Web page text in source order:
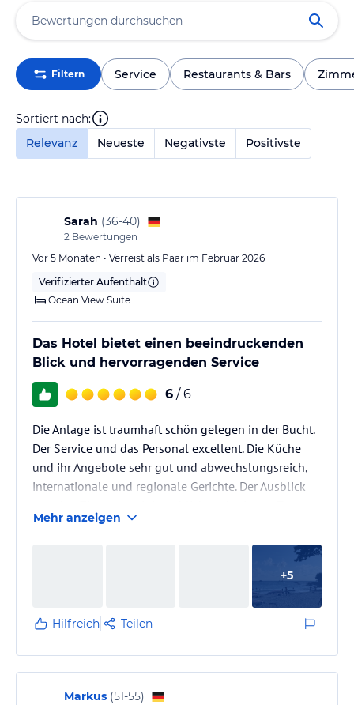
Filtern Service Restaurants & Bars
Sortiert nach:
Relevanz
Neueste Negativste Positivste
Sarah (36-40)
2 Bewertungen
Vor 5 Monaten • Verreist als Paar im Februar 2026
Verifizierter Aufenthalt
Ocean View Suite
Das Hotel bietet einen beeindruckenden
Blick und hervorragenden Service
6 / 6
Die Anlage ist traumhaft schön gelegen in der Bucht.
Der Service und das Personal excellent. Die Küche
und ihr Angebote sehr gut und abwechslungsreich,
internationale und regionale Gerichte. Der Ausblick
sind sensationell. Wir würden sofort wieder
Mehr anzeigen
+5
Hilfreich Teilen
Markus (51-55)